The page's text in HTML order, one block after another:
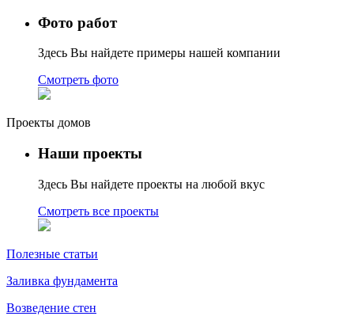
Фото работ
Здесь Вы найдете примеры нашей компании
Смотреть фото
Проекты домов
Наши проекты
Здесь Вы найдете проекты на любой вкус
Смотреть все проекты
Полезные статьи
Заливка фундамента
Возведение стен